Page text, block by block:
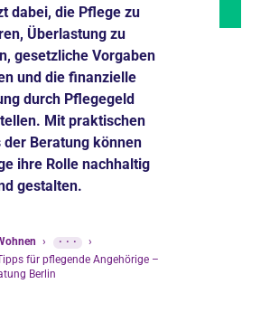
dabei, die Pflege zu
Überlastung zu
, gesetzliche Vorgaben
und die finanzielle
durch Pflegegeld
Mit praktischen
der Beratung können
ihre Rolle nachhaltig
gestalten.
› ···
›
für pflegende Angehörige –
Berlin